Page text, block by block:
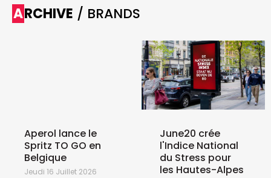
ARCHIVE / BRANDS
Aperol lance le
Spritz TO GO en
Belgique
Jeudi 16 Juillet 2026
June20 crée
l'Indice National
du Stress pour
les Hautes-Alpes